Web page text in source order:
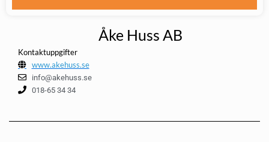
Åke Huss AB
Kontaktuppgifter
www.akehuss.se
info@akehuss.se
018-65 34 34